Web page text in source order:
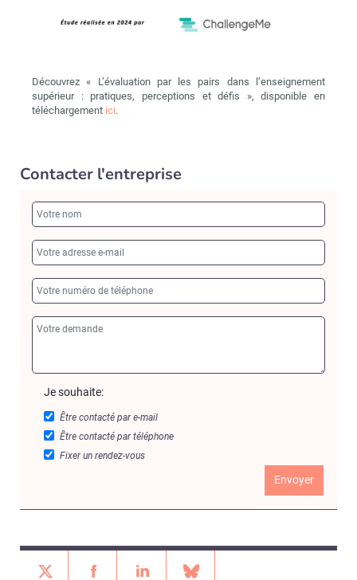
Découvrez « L’évaluation par les pairs dans l’enseignement
supérieur : pratiques, perceptions et défis », disponible en
téléchargement ici.
Contacter l'entreprise
Je souhaite:
Être contacté par e-mail
Être contacté par téléphone
Fixer un rendez-vous
Envoyer